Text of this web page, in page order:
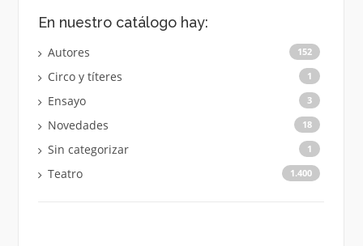
En nuestro catálogo hay:
Autores 152
Circo y títeres 1
Ensayo 3
Novedades 18
Sin categorizar 1
Teatro 1.400